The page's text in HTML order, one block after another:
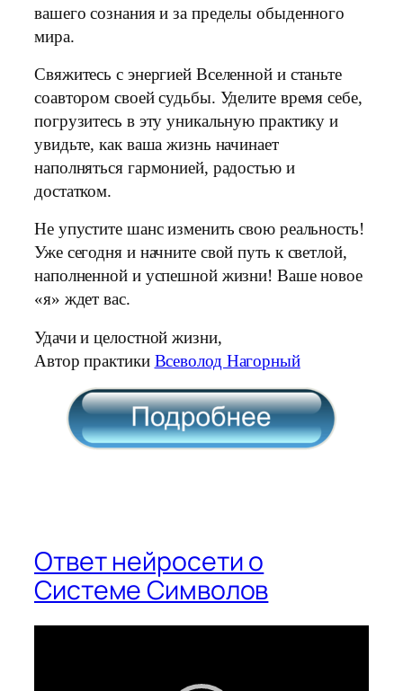
вашего сознания и за пределы обыденного
мира.
Свяжитесь с энергией Вселенной и станьте
соавтором своей судьбы. Уделите время себе,
погрузитесь в эту уникальную практику и
увидьте, как ваша жизнь начинает
наполняться гармонией, радостью и
достатком.
Не упустите шанс изменить свою реальность!
Уже сегодня и начните свой путь к светлой,
наполненной и успешной жизни! Ваше новое
«я» ждет вас.
Удачи и целостной жизни,
Автор практики Всеволод Нагорный
Ответ нейросети о
Системе Символов